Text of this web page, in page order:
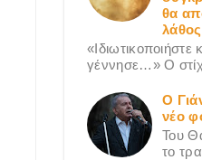
θα
γέννησε…» Ο
Ο
νέο
Του
το